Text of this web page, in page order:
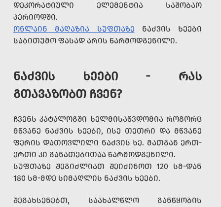
ᲓᲔᲙᲝᲠᲐᲢᲘᲣᲚᲘ ᲔᲚᲔᲛᲔᲜᲢᲘᲐ ᲡᲐᲨᲝᲑᲐᲝ
ᲞᲔᲠᲘᲝᲓᲨᲘ.
ᲝᲜᲚᲐᲘᲜ ᲛᲐᲦᲐᲖᲘᲐ ᲡᲣᲤᲗᲐᲖᲔ ᲜᲐᲫᲕᲘᲡ ᲮᲔᲔᲑᲘ
ᲡᲐᲑᲘᲗᲣᲛᲝ ᲤᲐᲡᲐᲓ ᲐᲠᲘᲡ ᲬᲐᲠᲛᲝᲓᲒᲔᲜᲘᲚᲘ.
ᲜᲐᲫᲕᲘᲡ ᲮᲔᲔᲑᲘ - ᲠᲐᲡ
ᲒᲗᲐᲕᲐᲖᲝᲑᲗ ᲩᲕᲔᲜ?
ᲩᲕᲔᲜᲡ ᲙᲐᲢᲐᲚᲝᲒᲨᲘ ᲮᲔᲚᲛᲘᲡᲐᲬᲕᲓᲝᲛᲘᲐ ᲠᲝᲒᲝᲠᲪ
ᲛᲬᲕᲐᲜᲔ ᲜᲐᲫᲕᲘᲡ ᲮᲔᲔᲑᲘ, ᲘᲡᲔ ᲗᲔᲗᲠᲘ ᲓᲐ ᲛᲬᲕᲐᲜᲔ
ᲤᲔᲠᲘᲡ ᲓᲐᲗᲝᲕᲚᲘᲚᲘ ᲜᲐᲫᲕᲘᲡ ᲮᲔ. ᲛᲐᲗᲒᲐᲜ ᲔᲠᲗ-
ᲔᲠᲗᲘ ᲙᲘ ᲒᲐᲜᲐᲗᲔᲑᲘᲗᲐᲐ ᲬᲐᲠᲛᲝᲓᲒᲔᲜᲘᲚᲘ.
ᲡᲣᲤᲗᲐᲖᲔ ᲨᲔᲒᲘᲫᲚᲘᲐᲗ ᲨᲔᲘᲫᲘᲜᲝᲗ 120 ᲡᲛ-ᲓᲐᲜ
180 ᲡᲛ-ᲛᲓᲔ ᲡᲘᲛᲐᲦᲚᲘᲡ ᲜᲐᲫᲕᲘᲡ ᲮᲔᲔᲑᲘ.
ᲨᲔᲒᲐᲮᲡᲔᲜᲔᲑᲗ, ᲡᲐᲐᲮᲐᲚᲬᲚᲝ ᲒᲐᲜᲬᲧᲝᲑᲘᲡ